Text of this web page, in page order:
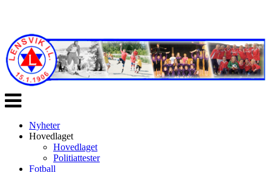
Veksle
navigasjon
Nyheter
Hovedlaget
Hovedlaget
Politiattester
Fotball